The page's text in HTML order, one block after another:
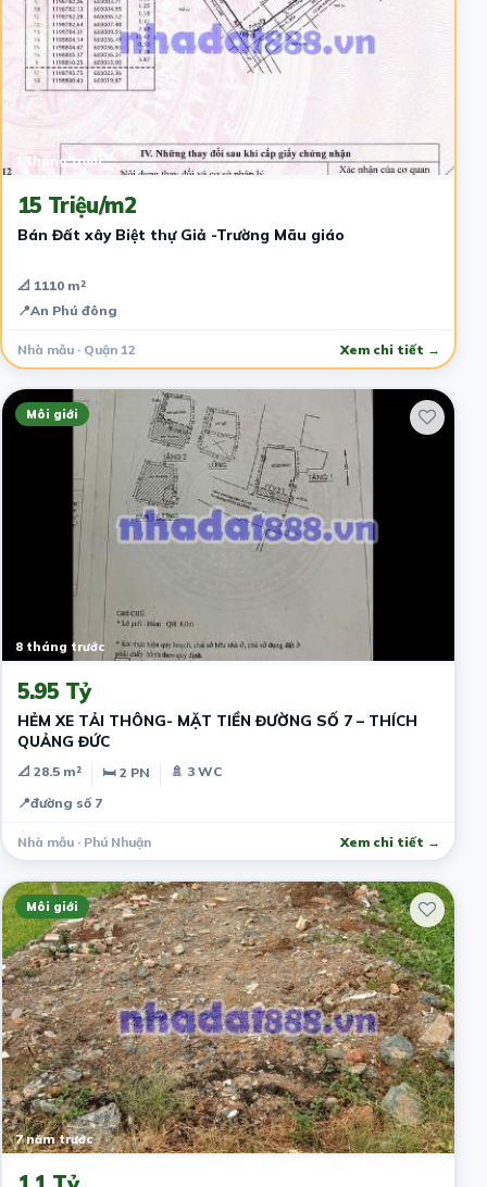
1 tháng trước
15 Triệu/m2
Bán Đất xây Biệt thự Giả -Trường Mãu giáo
📐 1110 m²
📍An Phú đông
Nhà mẫu · Quận 12 Xem chi tiết →
Môi giới
8 tháng trước
5.95 Tỷ
HẺM XE TẢI THÔNG- MẶT TIỀN ĐƯỜNG SỐ 7 – THÍCH
QUẢNG ĐỨC
📐 28.5 m² 🛏 2 PN
🚿 3 WC
📍đường số 7
Nhà mẫu · Phú Nhuận Xem chi tiết →
Môi giới
7 năm trước